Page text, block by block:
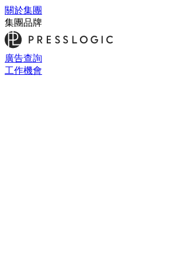
關於集團
集團品牌
廣告查詢
工作機會